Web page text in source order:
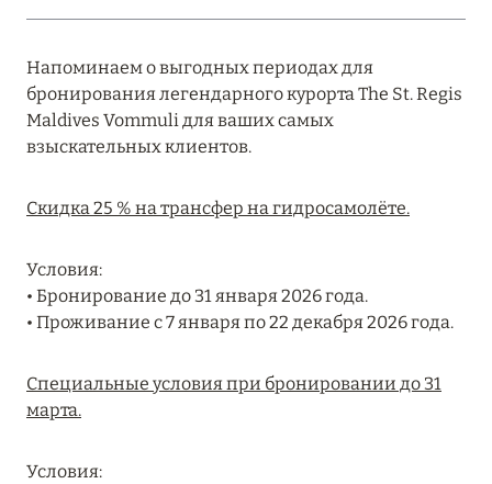
20 марта 2026
MARCH GRAND ESCAPE: ПРЕДЛОЖЕНИЕ ОТ Á
ASTORIA MALDIVES ITHAAFUSHI, МАЛЬДИВЫ
12 ноября 2025
NOVEMBER
Подробнее
Напоминаем о выгодных периодах для
бронирования легендарного курорта The St. Regis
Maldives Vommuli для ваших самых
взыскательных клиентов.
Скидка 25 % на трансфер на гидросамолёте.
Условия:
• Бронирование до 31 января 2026 года.
• Проживание с 7 января по 22 декабря 2026 года.
Специальные условия при бронировании до 31
марта.
Условия: